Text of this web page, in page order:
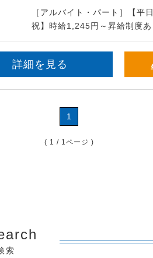
［アルバイト・パート］【平
祝】時給1,245円～昇給制度あ
詳細を見る
1
( 1 / 1ページ )
索